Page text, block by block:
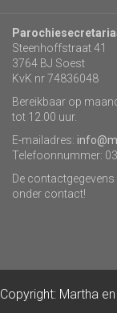
Steenhoffstraat 41
3764 BJ Soest
KvK nr 74836048
Bereikbaar op
tot 12.00 uur.
E-mailadres:
Telefoonnummer:
De
onder contact!
Copyright: Martha